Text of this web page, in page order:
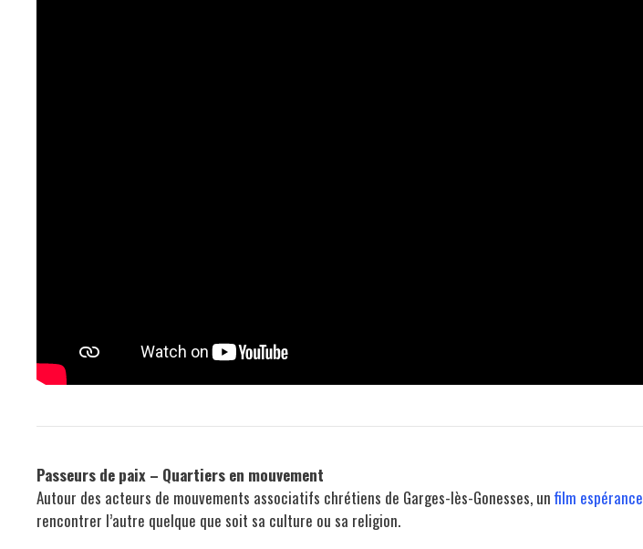
Passeurs de paix – Quartiers en mouvement
Autour des acteurs de mouvements associatifs chrétiens de Garges-lès-Gonesses, unfilm espérance
rencontrer l’autre quelque que soit sa culture ou sa religion.